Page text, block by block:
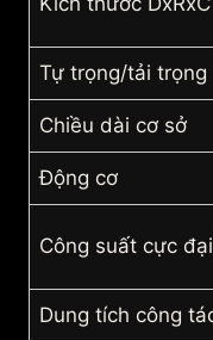
Tự trọng/tải trọng
Chiều dài cơ sở
Động cơ
Công suất cực đại
Dung tích công